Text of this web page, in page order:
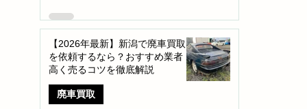
【2026年最新】新潟で廃車買取
を依頼するなら？おすすめ業者・
高く売るコツを徹底解説
廃車買取